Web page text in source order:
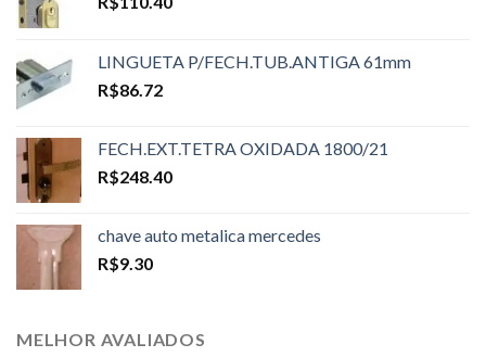
LINGUETA P/FECH.TUB.ANTIGA 61mm
R$86.72
FECH.EXT.TETRA OXIDADA 1800/21
R$248.40
chave auto metalica mercedes
R$9.30
MELHOR AVALIADOS